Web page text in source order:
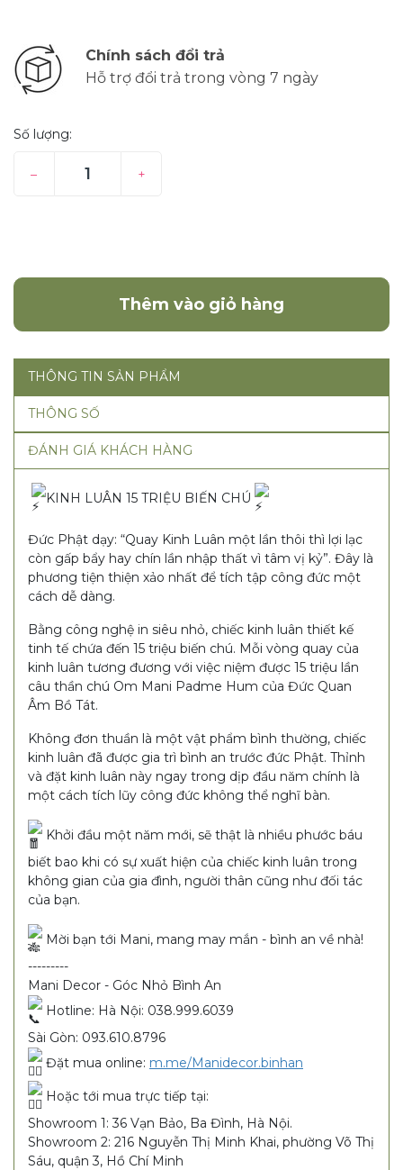
Chính sách đổi trả
Hỗ trợ đổi trả trong vòng 7 ngày
Số lượng:
– +
Thêm vào giỏ hàng
THÔNG TIN SẢN PHẨM
THÔNG SỐ
ĐÁNH GIÁ KHÁCH HÀNG
KINH LUÂN 15 TRIỆU BIẾN CHÚ
Đức Phật dạy: “Quay Kinh Luân một lần thôi thì lợi lạc
còn gấp bẩy hay chín lần nhập thất vì tâm vị kỷ”. Đây là
phương tiện thiện xảo nhất để tích tập công đức một
cách dễ dàng.
Bằng công nghệ in siêu nhỏ, chiếc kinh luân thiết kế
tinh tế chứa đến 15 triệu biến chú. Mỗi vòng quay của
kinh luân tương đương với việc niệm được 15 triệu lần
câu thần chú Om Mani Padme Hum của Đức Quan
Âm Bồ Tát.
Không đơn thuần là một vật phẩm bình thường, chiếc
kinh luân đã được gia trì bình an trước đức Phật. Thỉnh
và đặt kinh luân này ngay trong dịp đầu năm chính là
một cách tích lũy công đức không thể nghĩ bàn.
Khởi đầu một năm mới, sẽ thật là nhiều phước báu
biết bao khi có sự xuất hiện của chiếc kinh luân trong
không gian của gia đình, người thân cũng như đối tác
của bạn.
Mời bạn tới Mani, mang may mắn - bình an về nhà!
---------
Mani Decor - Góc Nhỏ Bình An
Hotline: Hà Nội: 038.999.6039
Sài Gòn: 093.610.8796
Đặt mua online: m.me/Manidecor.binhan
Hoặc tới mua trực tiếp tại:
Showroom 1: 36 Vạn Bảo, Ba Đình, Hà Nội.
Showroom 2: 216 Nguyễn Thị Minh Khai, phường Võ Thị
Sáu, quận 3, Hồ Chí Minh